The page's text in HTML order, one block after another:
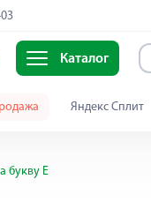
Каталог
Яндекс Сплит
букву E